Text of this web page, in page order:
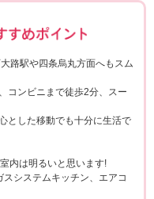
路駅や四条烏丸方面へもスム
コンビニまで徒歩2分、スー
とした移動でも十分に生活で
内は明るいと思います!
システムキッチン、エアコ